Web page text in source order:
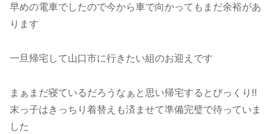
早めの電車でしたので今から車で向かってもまだ余裕があ
ります
一旦帰宅して山口市に行きたい組のお迎えです
まぁまだ寝ているだろうなぁと思い帰宅するとびっくり‼️
末っ子はきっちり着替えも済ませて準備完璧で待っていま
した